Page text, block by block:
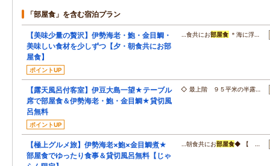
「部屋食」を含む宿泊プラン
【美味少量の贅沢】伊勢海老・鮑・金目鯛・
美味しい食材を少しずつ【夕・朝食共にお部
屋食】
ポイントUP
…食共にお部屋食 ＊海に浮…
【露天風呂付客室】伊豆大島一望★テーブル
席で部屋食＆伊勢海老・鮑・金目鯛★貸切風
呂無料
ポイントUP
◇ 最上階 ９５平米の半露…
【極上グルメ旅】伊勢海老×鮑×金目鯛煮★
部屋食でゆったり食事＆貸切風呂無料【じゃ
…朝食共にお部屋食◆ 【 …